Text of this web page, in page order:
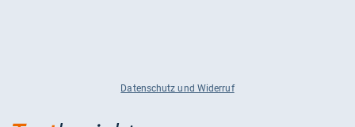
Datenschutz und Widerruf